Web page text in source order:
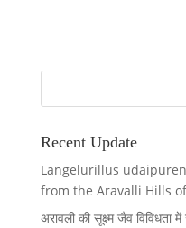
Recent Update
Langelurillus
from the Aravalli Hills
अरावली की सूक्ष्म जैव